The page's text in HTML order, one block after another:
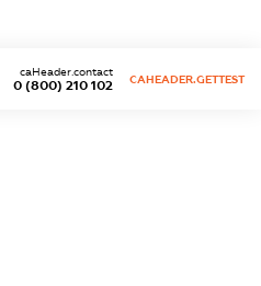
0 (800) 210 102
caHeader.contact
CAHEADER.GETTEST